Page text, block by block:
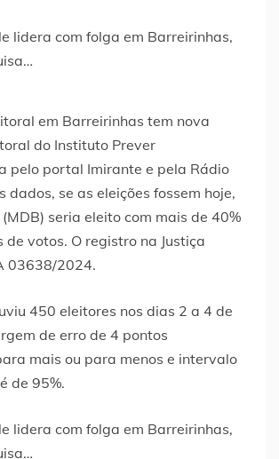
em Barreirinhas tem nova
do Instituto Prever
pelo portal Imirante e pela Rádio
dados, se as eleições fossem hoje,
seria eleito com mais de 40%
de votos. O registro na Justiça
03638/2024.
450 eleitores nos dias 2 a 4 de
de erro de 4 pontos
mais ou para menos e intervalo
de 95%.